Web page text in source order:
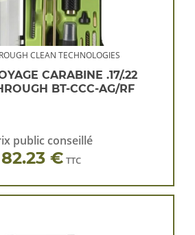
CLEAN TECHNOLOGIES
CARABINE .17/.22
BT-CCC-AG/RF
public conseillé
82.23 € TTC